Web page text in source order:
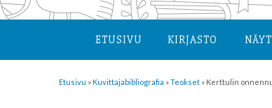
ETUSIVU KIRJASTO
Etusivu »Kuvittaja­bibliografia »Teokset » Kerttulin